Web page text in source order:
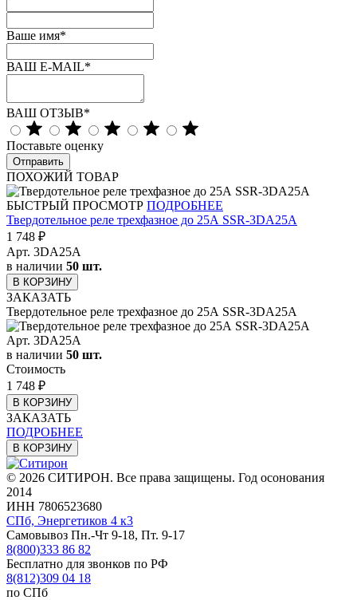
Ваше имя*
ВАШ E-MAIL*
ВАШ ОТЗЫВ*
Поставьте оценку
Отправить
ПОХОЖИЙ ТОВАР
БЫСТРЫЙ ПРОСМОТР ПОДРОБНЕЕ
Твердотельное реле трехфазное до 25А SSR-3DA25A
1 748 ₽
Арт. 3DA25A
в наличии 50 шт.
В КОРЗИНУ
ЗАКАЗАТЬ
Твердотельное реле трехфазное до 25А SSR-3DA25A
Арт. 3DA25A
в наличии 50 шт.
Стоимость
1 748 ₽
В КОРЗИНУ
ЗАКАЗАТЬ
ПОДРОБНЕЕ
В КОРЗИНУ
© 2026 СИТИРОН. Все права защищены. Год осонования
2014
ИНН 7806523680
СПб, Энергетиков 4 к3
Самовывоз Пн.-Чт 9-18, Пт. 9-17
8(800)333 86 82
Бесплатно для звонков по РФ
8(812)309 04 18
по СПб